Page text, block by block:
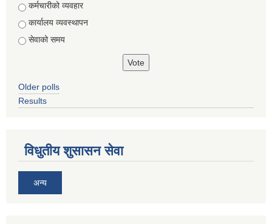
Choices
कर्मचारीको व्यवहार
कार्यालय व्यवस्थापन
सेवाको समय
Older polls
Results
विधुतीय शुसासन सेवा
अन्य